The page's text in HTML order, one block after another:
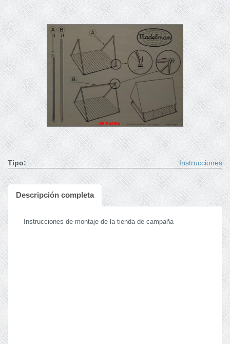
Tipo: Instrucciones
Descripción completa
Instrucciones de montaje de la tienda de campaña